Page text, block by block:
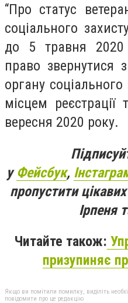
“Про статус
соціального
до 5 травня
право звернутися
органу
місцем
вересня 2020 року.
уФейсбук,
пропустити
Ірпеня
Читайте також:
призупиняє
Якщо ви помітили помилку, виділіть
повідомити про це редакцію